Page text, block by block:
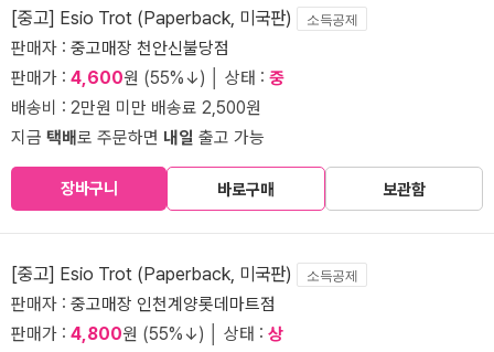
[중고] Esio Trot (Paperback, 미국판) 소득공제
판매자 : 중고매장 천안신불당점
판매가 : 4,600원 (55%↓) │ 상태 : 중
배송비 : 2만원 미만 배송료 2,500원
지금 택배로 주문하면 내일 출고 가능
장바구니 바로구매 보관함
[중고] Esio Trot (Paperback, 미국판) 소득공제
판매자 : 중고매장 인천계양롯데마트점
판매가 : 4,800원 (55%↓) │ 상태 : 상